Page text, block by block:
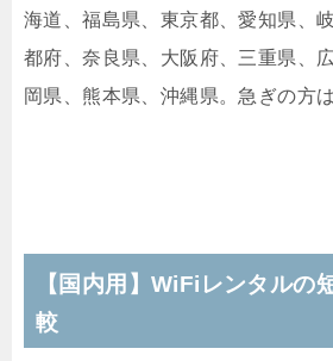
海道、福島県、東京都、愛知県、
都府、奈良県、大阪府、三重県、
岡県、熊本県、沖縄県。急ぎの方
【国内用】WiFiレンタルの
較